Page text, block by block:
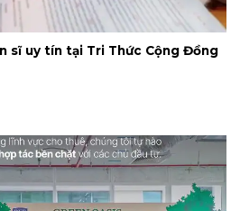
sĩ uy tín tại Tri Thức Cộng Đồng